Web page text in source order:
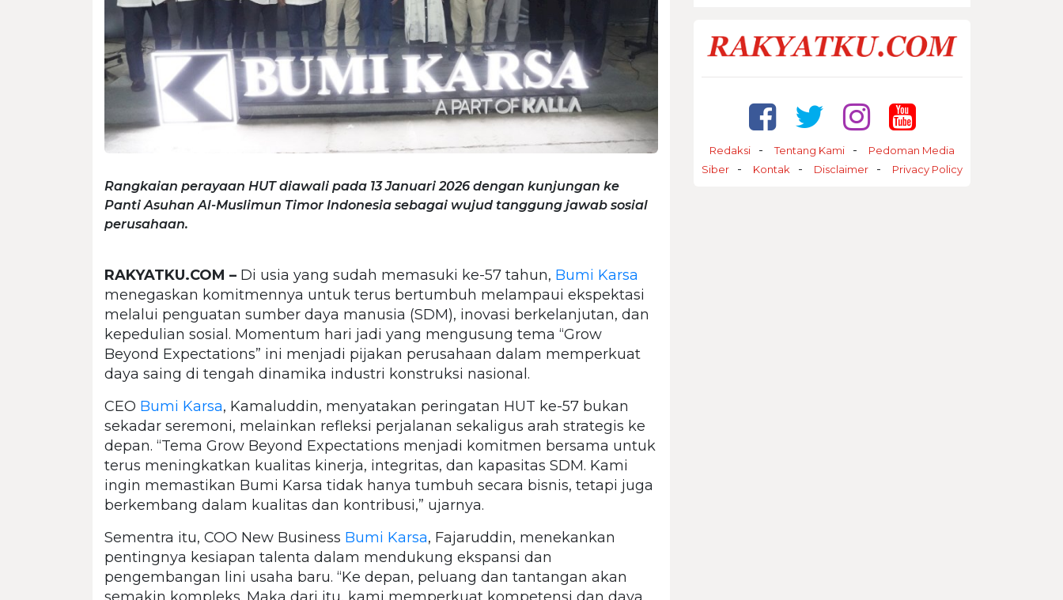
Rangkaian perayaan HUT diawali pada 13 Januari 2026 dengan kunjungan ke
Panti Asuhan Al-Muslimun Timor Indonesia sebagai wujud tanggung jawab sosial
perusahaan.
RAKYATKU.COM – Di usia yang sudah memasuki ke-57 tahun, Bumi Karsa
menegaskan komitmennya untuk terus bertumbuh melampaui ekspektasi
melalui penguatan sumber daya manusia (SDM), inovasi berkelanjutan, dan
kepedulian sosial. Momentum hari jadi yang mengusung tema “Grow
Beyond Expectations” ini menjadi pijakan perusahaan dalam memperkuat
daya saing di tengah dinamika industri konstruksi nasional.
CEO Bumi Karsa, Kamaluddin, menyatakan peringatan HUT ke-57 bukan
sekadar seremoni, melainkan refleksi perjalanan sekaligus arah strategis ke
depan. “Tema Grow Beyond Expectations menjadi komitmen bersama untuk
terus meningkatkan kualitas kinerja, integritas, dan kapasitas SDM. Kami
ingin memastikan Bumi Karsa tidak hanya tumbuh secara bisnis, tetapi juga
berkembang dalam kualitas dan kontribusi,” ujarnya.
Sementra itu, COO New Business Bumi Karsa, Fajaruddin, menekankan
pentingnya kesiapan talenta dalam mendukung ekspansi dan
pengembangan lini usaha baru. “Ke depan, peluang dan tantangan akan
semakin kompleks. Maka dari itu, kami memperkuat kompetensi dan daya
Redaksi Tentang Kami
Pedoman Media
Siber
Kontak Disclaimer Privacy Policy